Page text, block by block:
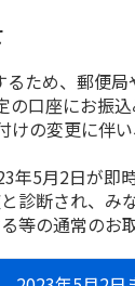
ため、郵便
口座にお振
の変更に伴い
5月2日が即
断され、み
の通常のお